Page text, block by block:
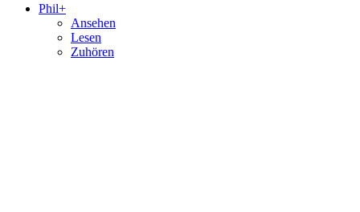
Phil+
Ansehen
Lesen
Zuhören